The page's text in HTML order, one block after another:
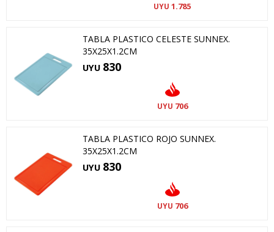
UYU 1.785
TABLA PLASTICO CELESTE SUNNEX.
35X25X1.2CM
UYU 830
UYU 706
TABLA PLASTICO ROJO SUNNEX.
35X25X1.2CM
UYU 830
UYU 706